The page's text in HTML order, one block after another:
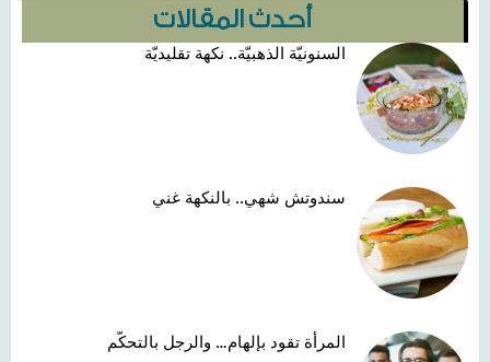
أحدث المقالات
السنونيّة الذهبيّة.. نكهة تقليديّة
سندوتش شهي.. بالنكهة غني
المرأة تقود بإلهام… والرجل بالتحكّم